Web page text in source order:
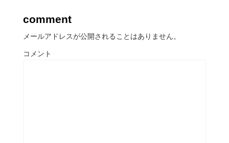
comment
メールアドレスが公開されることはありません。
コメント